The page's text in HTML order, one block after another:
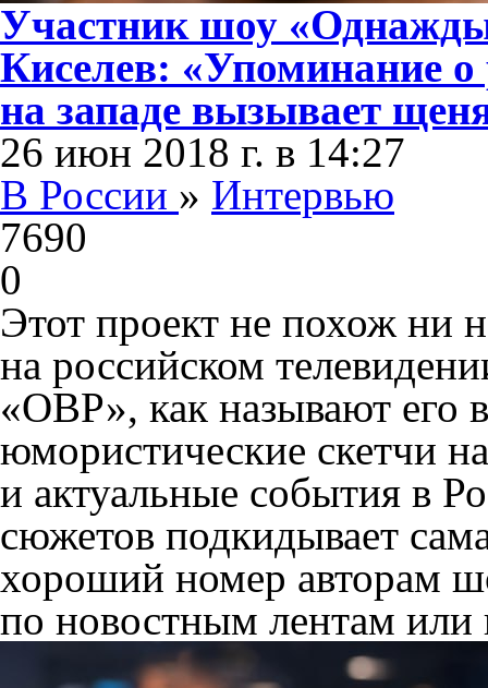
Участник шоу
Киселев: «Упоминание о
на западе вызывает
26 июн 2018 г. в 14:27
В России » Интервью
7690
0
Этот проект не похож ни
на российском
«ОВР», как называют его
юмористические скетчи
и актуальные события в
сюжетов подкидывает
хороший номер авторам
по новостным лентам или